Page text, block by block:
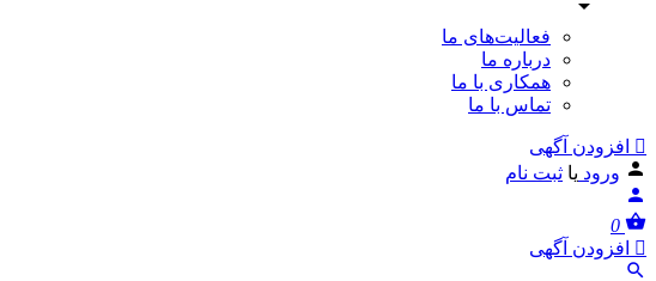
فعالیت‌های ما
درباره ما
همکاری با ما
تماس با ما
افزودن آگهی
ورود یا ثبت نام
0
افزودن آگهی